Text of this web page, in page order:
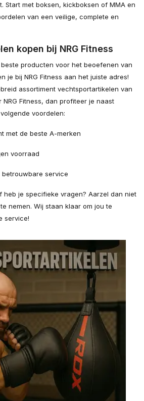
Start met boksen, kickboksen of MMA en
van een veilige, complete en
kopen bij NRG Fitness
producten voor het beoefenen van
je bij NRG Fitness aan het juiste adres!
assortiment vechtsportartikelen van
NRG Fitness, dan profiteer je naast
voordelen:
met de beste A-merken
voorraad
service
heb je specifieke vragen? Aarzel dan niet
nemen. Wij staan klaar om jou te
service!